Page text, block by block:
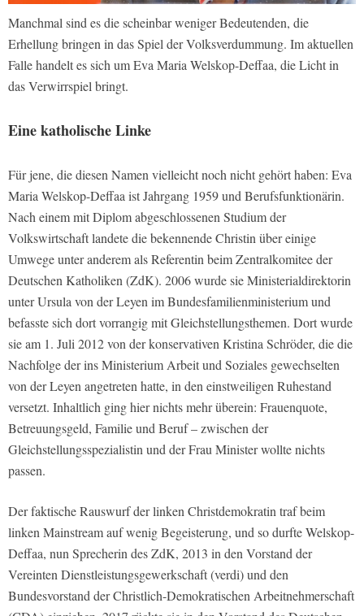
Manchmal sind es die scheinbar weniger Bedeutenden, die
Erhellung bringen in das Spiel der Volksverdummung. Im aktuellen
Falle handelt es sich um Eva Maria Welskop-Deffaa, die Licht in
das Verwirrspiel bringt.
Eine katholische Linke
Für jene, die diesen Namen vielleicht noch nicht gehört haben: Eva
Maria Welskop-Deffaa ist Jahrgang 1959 und Berufsfunktionärin.
Nach einem mit Diplom abgeschlossenen Studium der
Volkswirtschaft landete die bekennende Christin über einige
Umwege unter anderem als Referentin beim Zentralkomitee der
Deutschen Katholiken (ZdK). 2006 wurde sie Ministerialdirektorin
unter Ursula von der Leyen im Bundesfamilienministerium und
befasste sich dort vorrangig mit Gleichstellungsthemen. Dort wurde
sie am 1. Juli 2012 von der konservativen Kristina Schröder, die die
Nachfolge der ins Ministerium Arbeit und Soziales gewechselten
von der Leyen angetreten hatte, in den einstweiligen Ruhestand
versetzt. Inhaltlich ging hier nichts mehr überein: Frauenquote,
Betreuungsgeld, Familie und Beruf – zwischen der
Gleichstellungsspezialistin und der Frau Minister wollte nichts
passen.
Der faktische Rauswurf der linken Christdemokratin traf beim
linken Mainstream auf wenig Begeisterung, und so durfte Welskop-
Deffaa, nun Sprecherin des ZdK, 2013 in den Vorstand der
Vereinten Dienstleistungsgewerkschaft (verdi) und den
Bundesvorstand der Christlich-Demokratischen Arbeitnehmerschaft